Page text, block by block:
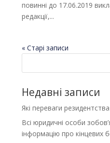
повинні до 17.06.2019
редакції,...
« Старі записи
Недавні записи
Які переваги резидентства
Всі юридичні особи
інформацію про кінцевих